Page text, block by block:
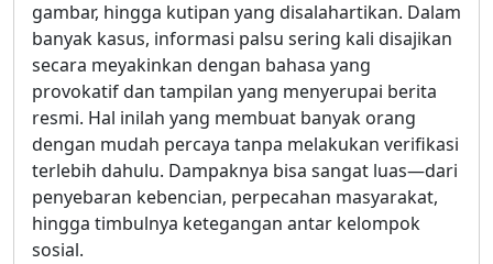
gambar, hingga kutipan yang disalahartikan. Dalam
banyak kasus, informasi palsu sering kali disajikan
secara meyakinkan dengan bahasa yang
provokatif dan tampilan yang menyerupai berita
resmi. Hal inilah yang membuat banyak orang
dengan mudah percaya tanpa melakukan verifikasi
terlebih dahulu. Dampaknya bisa sangat luas—dari
penyebaran kebencian, perpecahan masyarakat,
hingga timbulnya ketegangan antar kelompok
sosial.